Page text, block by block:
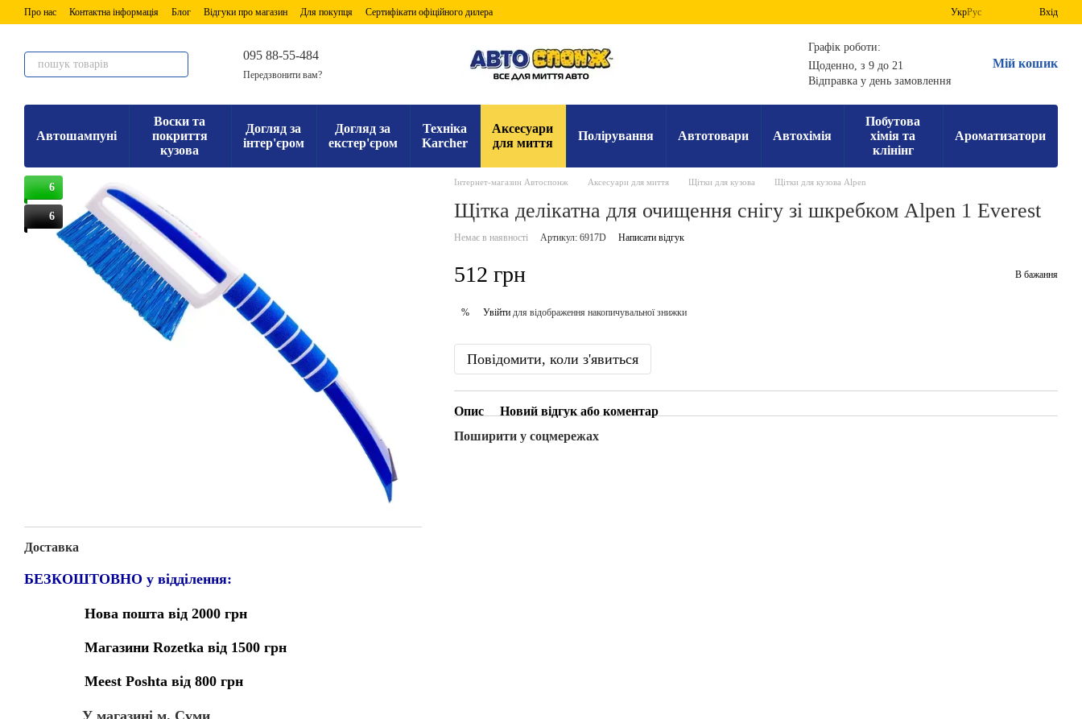
Перейти до основного контенту
Про нас Контактна інформація Блог Відгуки про магазин Для покупця Сертифікати офіційного дилера УкрРус Вхід
095 88-55-484
Передзвонити вам?
Графік роботи:
Щоденно, з 9 до 21
Відправка у день замовлення
Мій кошик
Автошампуні
Воски та
покриття
кузова
Догляд за
інтер'єром
Догляд за
екстер'єром
Техніка
Karcher
Аксесуари
для миття
Полірування Автотовари Автохімія
Побутова
хімія та
клінінг
Ароматизатори
6
6
Доставка
БЕЗКОШТОВНО у відділення:
Нова пошта від 2000 грн
Магазини Rozetka від 1500 грн
Meest Poshta від 800 грн
Інтернет-магазин Автоспонж Аксесуари для миття Щітки для кузова Щітки для кузова Alpen
Щітка делікатна для очищення снігу зі шкребком Alpen 1 Everest
Немає в наявності Артикул: 6917D Написати відгук
512 грн В бажання
% Увійтидля відображення накопичувальної знижки
Повідомити, коли з'явиться
Опис
Новий відгук або коментар
Поширити у соцмережах